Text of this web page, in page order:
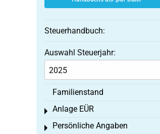
Steuerhandbuch:
Auswahl Steuerjahr:
Familienstand
Anlage EÜR
Toggle menu
Persönliche Angaben
Toggle menu